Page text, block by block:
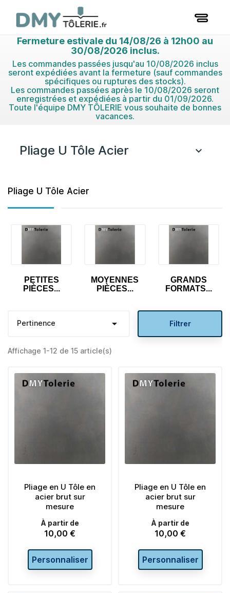
Fermeture estivale du 14/08/26 à 12h00 au
30/08/2026 inclus.
Les commandes passées jusqu'au 10/08/2026 inclus
seront expédiées avant la fermeture (sauf commandes
spécifiques ou ruptures des stocks).
Les commandes passées après le 10/08/2026 seront
enregistrées et expédiées à partir du 01/09/2026.
Toute l'équipe DMY TÔLERIE vous souhaite de bonnes
vacances.
Pliage U Tôle Acier 
Pliage U Tôle Acier
PETITES
PIÈCES...
MOYENNES
PIÈCES...
GRANDS
FORMATS...
Pertinence  Filtrer
Affichage 1-12 de 15 article(s)
Pliage en U Tôle en
acier brut sur
mesure
À partir de
Prix
10,00 €
Personnaliser
Pliage en U Tôle en
acier brut sur
mesure
À partir de
Prix
10,00 €
Personnaliser